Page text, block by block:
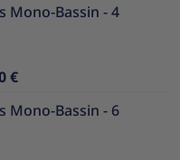
actuel
Mono-Bassin - 4
€Le
actuel
Mono-Bassin - 6